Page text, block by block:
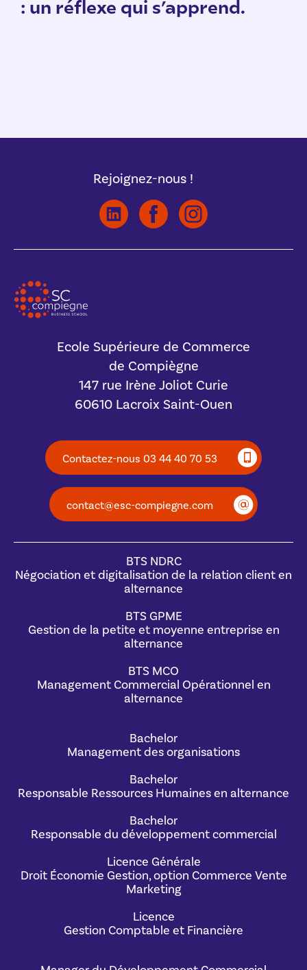
: un réflexe qui s’apprend.
Rejoignez-nous !
Ecole Supérieure de Commerce
de Compiègne
147 rue Irène Joliot Curie
60610 Lacroix Saint-Ouen
Contactez-nous 03 44 40 70 53
contact@esc-compiegne.com
BTS NDRC
Négociation et digitalisation de la relation client en
alternance
BTS GPME
Gestion de la petite et moyenne entreprise en
alternance
BTS MCO
Management Commercial Opérationnel en
alternance
Bachelor
Management des organisations
Bachelor
Responsable Ressources Humaines en alternance
Bachelor
Responsable du développement commercial
Licence Générale
Droit Économie Gestion, option Commerce Vente
Marketing
Licence
Gestion Comptable et Financière